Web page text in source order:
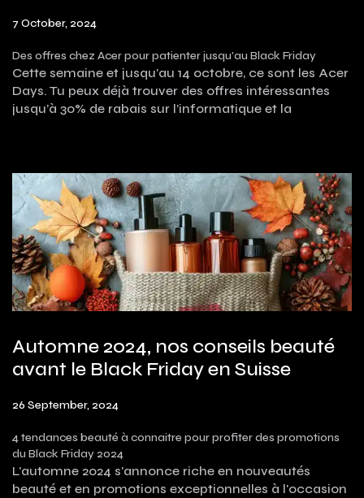
7 October, 2024
Des offres chez Acer pour patienter jusqu'au Black Friday
Cette semaine et jusqu’au 14 octobre, ce sont les Acer
Days. Tu peux déjà trouver des offres intéressantes
jusqu’à 30% de rabais sur l’informatique et la
Automne 2024, nos conseils beauté
avant le Black Friday en Suisse
26 September, 2024
4 tendances beauté à connaitre pour profiter des promotions
du Black Friday 2024
L'automne 2024 s'annonce riche en nouveautés
beauté et en promotions exceptionnelles à l'occasion